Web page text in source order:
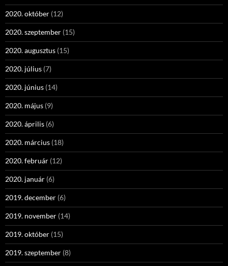
2020. október (12)
2020. szeptember (15)
2020. augusztus (15)
2020. július (7)
2020. június (14)
2020. május (9)
2020. április (6)
2020. március (18)
2020. február (12)
2020. január (6)
2019. december (6)
2019. november (14)
2019. október (15)
2019. szeptember (8)